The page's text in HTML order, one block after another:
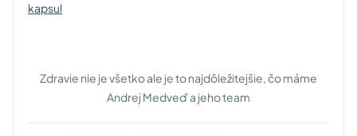
kapsul
Zdravie nie je všetko ale je to najdôležitejšie, čo máme
Andrej Medveď a jeho team